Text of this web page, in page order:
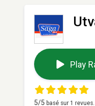
Play
5/5 basé sur 1 revues.